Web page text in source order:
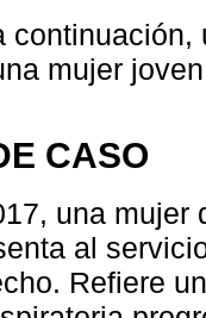
mujer
CASO
una mujer
al
Refiere